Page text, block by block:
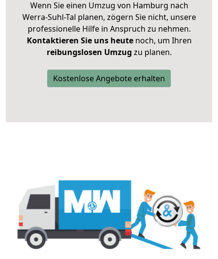
Wenn Sie einen Umzug von Hamburg nach
Werra-Suhl-Tal planen, zögern Sie nicht, unsere
professionelle Hilfe in Anspruch zu nehmen.
Kontaktieren Sie uns heutenoch, um Ihren
reibungslosen Umzug zu planen.
Kostenlose Angebote erhalten